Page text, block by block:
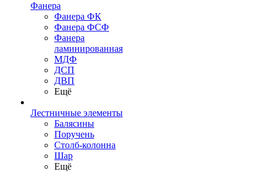
Фанера
Фанера ФК
Фанера ФСФ
Фанера
ламинированная
МДФ
ДСП
ДВП
Ещё
Лестничные элементы
Балясины
Поручень
Столб-колонна
Шар
Ещё